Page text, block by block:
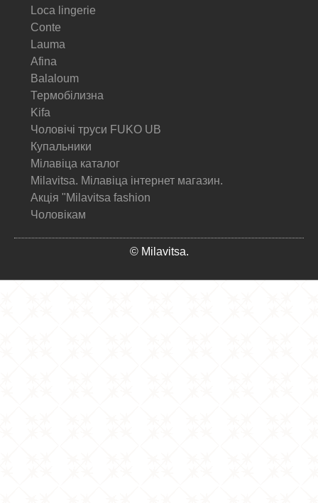
Loca lingerie
Conte
Lauma
Afina
Balaloum
Термобілизна
Kifa
Чоловічі труси FUKO UB
Купальники
Мілавіца каталог
Milavitsa. Мілавіца інтернет магазин.
Акція "Milavitsa fashion
Чоловікам
© Milavitsa.